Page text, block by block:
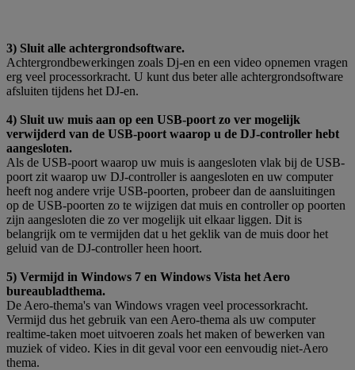
3) Sluit alle achtergrondsoftware.
Achtergrondbewerkingen zoals Dj-en en een video opnemen vragen
erg veel processorkracht. U kunt dus beter alle achtergrondsoftware
afsluiten tijdens het DJ-en.
4) Sluit uw muis aan op een USB-poort zo ver mogelijk
verwijderd van de USB-poort waarop u de DJ-controller hebt
aangesloten.
Als de USB-poort waarop uw muis is aangesloten vlak bij de USB-
poort zit waarop uw DJ-controller is aangesloten en uw computer
heeft nog andere vrije USB-poorten, probeer dan de aansluitingen
op de USB-poorten zo te wijzigen dat muis en controller op poorten
zijn aangesloten die zo ver mogelijk uit elkaar liggen. Dit is
belangrijk om te vermijden dat u het geklik van de muis door het
geluid van de DJ-controller heen hoort.
5) Vermijd in Windows 7 en Windows Vista het Aero
bureaubladthema.
De Aero-thema's van Windows vragen veel processorkracht.
Vermijd dus het gebruik van een Aero-thema als uw computer
realtime-taken moet uitvoeren zoals het maken of bewerken van
muziek of video. Kies in dit geval voor een eenvoudig niet-Aero
thema.